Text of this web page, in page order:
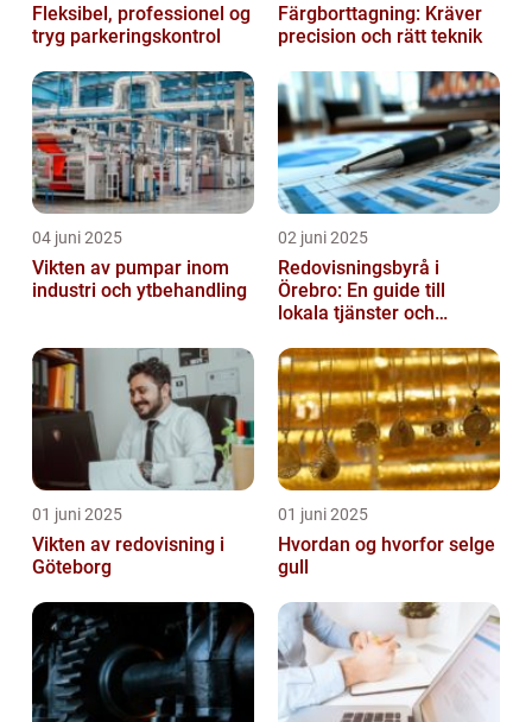
Fleksibel, professionel og
tryg parkeringskontrol
Färgborttagning: Kräver
precision och rätt teknik
04 juni 2025
Vikten av pumpar inom
industri och ytbehandling
02 juni 2025
Redovisningsbyrå i
Örebro: En guide till
lokala tjänster och
01 juni 2025
Vikten av redovisning i
Göteborg
01 juni 2025
Hvordan og hvorfor selge
gull